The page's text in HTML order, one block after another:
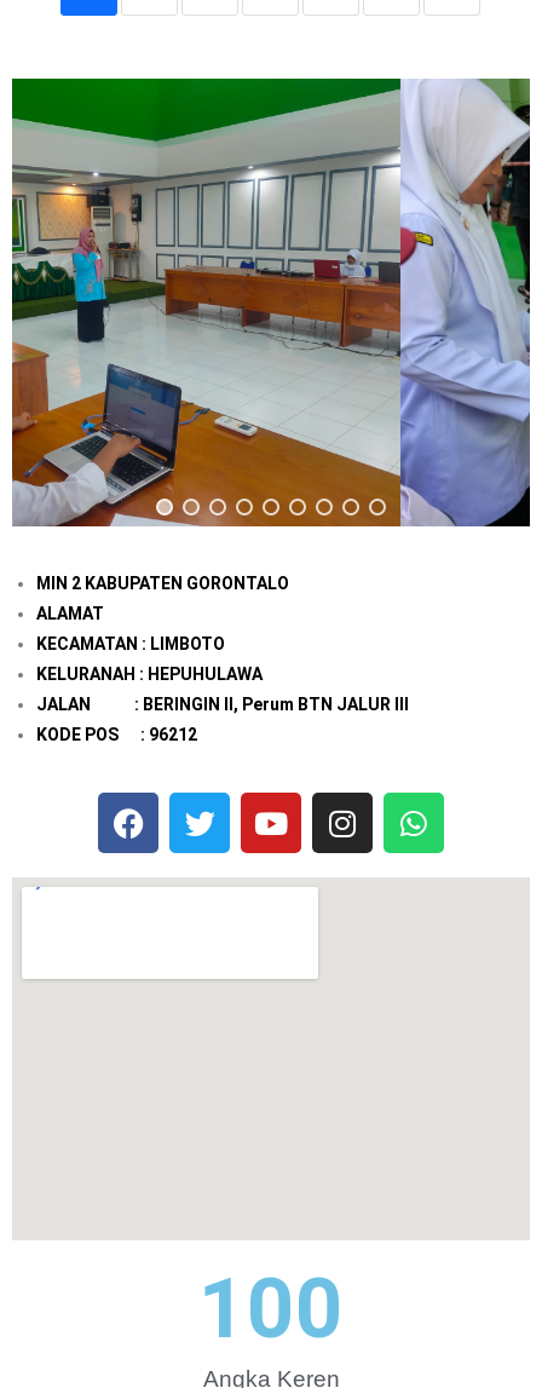
MIN 2 KABUPATEN GORONTALO
ALAMAT
KECAMATAN : LIMBOTO
KELURANAH : HEPUHULAWA
JALAN : BERINGIN II, Perum BTN JALUR III
KODE POS : 96212
Angka Keren
100